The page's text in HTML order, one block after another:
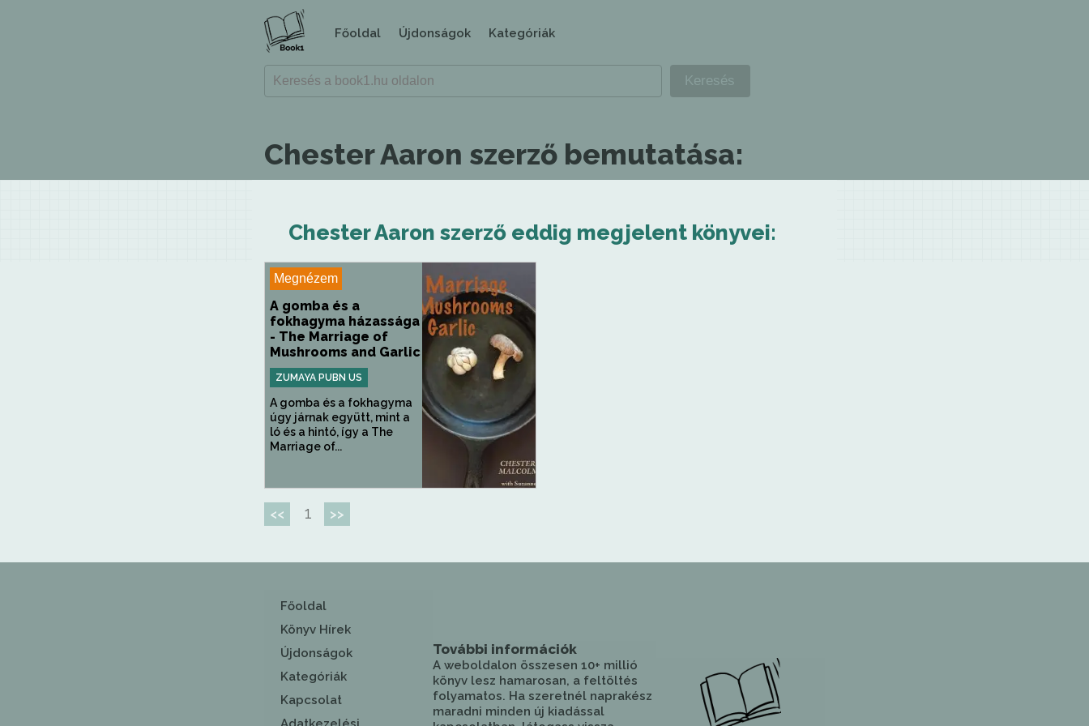
Főoldal Újdonságok Kategóriák
Chester Aaron szerző bemutatása:
Chester Aaron szerző eddig megjelent könyvei:
Megnézem
A gomba és a
fokhagyma házassága
- The Marriage of
Mushrooms and Garlic
ZUMAYA PUBN US
A gomba és a fokhagyma
úgy járnak együtt, mint a
ló és a hintó, így a The
Marriage of...
<< 1 >>
Főoldal
Könyv Hírek
Újdonságok
Kategóriák
Kapcsolat
További információk
A weboldalon összesen 10+ millió
könyv lesz hamarosan, a feltöltés
folyamatos. Ha szeretnél naprakész
maradni minden új kiadással